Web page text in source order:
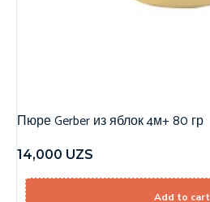
Пюре Gerber из яблок 4м+ 80 гр
14,000 UZS
Add to cart